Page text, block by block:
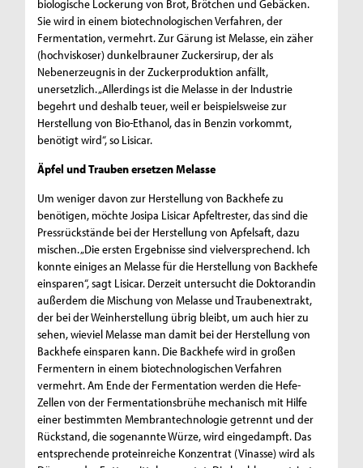
biologische Lockerung von Brot, Brötchen und Gebäcken.
Sie wird in einem biotechnologischen Verfahren, der
Fermentation, vermehrt. Zur Gärung ist Melasse, ein zäher
(hochviskoser) dunkelbrauner Zuckersirup, der als
Nebenerzeugnis in der Zuckerproduktion anfällt,
unersetzlich. „Allerdings ist die Melasse in der Industrie
begehrt und deshalb teuer, weil er beispielsweise zur
Herstellung von Bio-Ethanol, das in Benzin vorkommt,
benötigt wird“, so Lisicar.
Äpfel und Trauben ersetzen Melasse
Um weniger davon zur Herstellung von Backhefe zu
benötigen, möchte Josipa Lisicar Apfeltrester, das sind die
Pressrückstände bei der Herstellung von Apfelsaft, dazu
mischen. „Die ersten Ergebnisse sind vielversprechend. Ich
konnte einiges an Melasse für die Herstellung von Backhefe
einsparen“, sagt Lisicar. Derzeit untersucht die Doktorandin
außerdem die Mischung von Melasse und Traubenextrakt,
der bei der Weinherstellung übrig bleibt, um auch hier zu
sehen, wieviel Melasse man damit bei der Herstellung von
Backhefe einsparen kann. Die Backhefe wird in großen
Fermentern in einem biotechnologischen Verfahren
vermehrt. Am Ende der Fermentation werden die Hefe-
Zellen von der Fermentationsbrühe mechanisch mit Hilfe
einer bestimmten Membrantechnologie getrennt und der
Rückstand, die sogenannte Würze, wird eingedampft. Das
entsprechende proteinreiche Konzentrat (Vinasse) wird als